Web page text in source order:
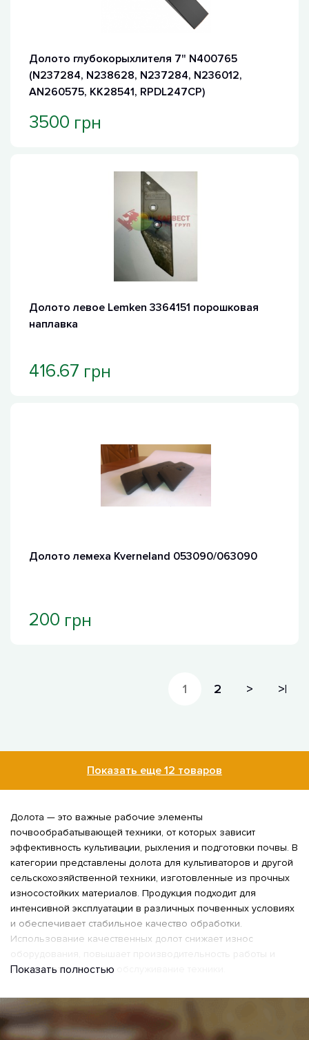
Долото глубокорыхлителя 7" N400765
(N237284, N238628, N237284, N236012,
AN260575, KK28541, RPDL247CP)
3500 грн
Долото левое Lemken 3364151 порошковая
наплавка
416.67 грн
Долото лемеха Kverneland 053090/063090
200 грн
1 2 > >|
Показать еще 12 товаров
Долота — это важные рабочие элементы
почвообрабатывающей техники, от которых зависит
эффективность культивации, рыхления и подготовки почвы. В
категории представлены долота для культиваторов и другой
сельскохозяйственной техники, изготовленные из прочных
износостойких материалов. Продукция подходит для
интенсивной эксплуатации в различных почвенных условиях
и обеспечивает стабильное качество обработки.
Использование качественных долот снижает износ
уменьшает затраты на обслуживание техники.
Долота для культиваторов —
Показать полностью